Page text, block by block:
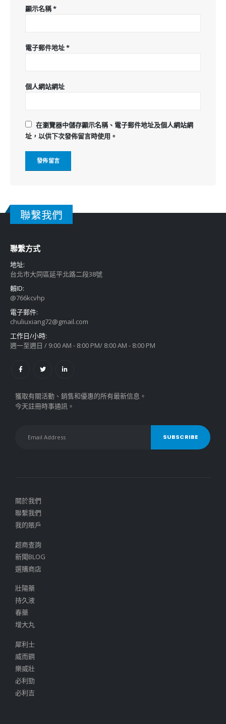
顯示名稱*
電子郵件地址*
個人網站網址
在瀏覽器中儲存顯示名稱、電子郵件地址及個人網站網
址，以供下次發佈留言時使用。
聯繫我們
聯繫方式
地址:
台北市大同區延平北路二段38號
賴ID:
@766kcvhp
電子郵件:
chuliuxiang72@gmail.com
工作日/小時:
週一至週日 / 9:00 AM - 8:00 PM/ 8:00 AM - 8:00 PM
獲取有關活動、銷售和優惠的所有最新信息。
今天註冊時事通訊。
關於我們
聯繫我們
我的賬戶
超商查詢
新聞BLOG
選購商店
壯陽藥
持久液
春藥
增大丸
犀利士
威而鋼
樂威壯
必利勁
必利吉